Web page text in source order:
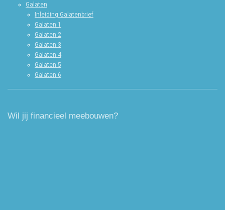
Galaten
Inleiding Galatenbrief
Galaten 1
Galaten 2
Galaten 3
Galaten 4
Galaten 5
Galaten 6
Wil jij financieel meebouwen?